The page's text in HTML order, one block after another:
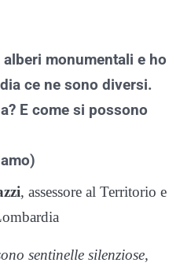
monumentali e ho
ce ne sono diversi.
E come si possono
, assessore al Territorio e
sentinelle silenziose,